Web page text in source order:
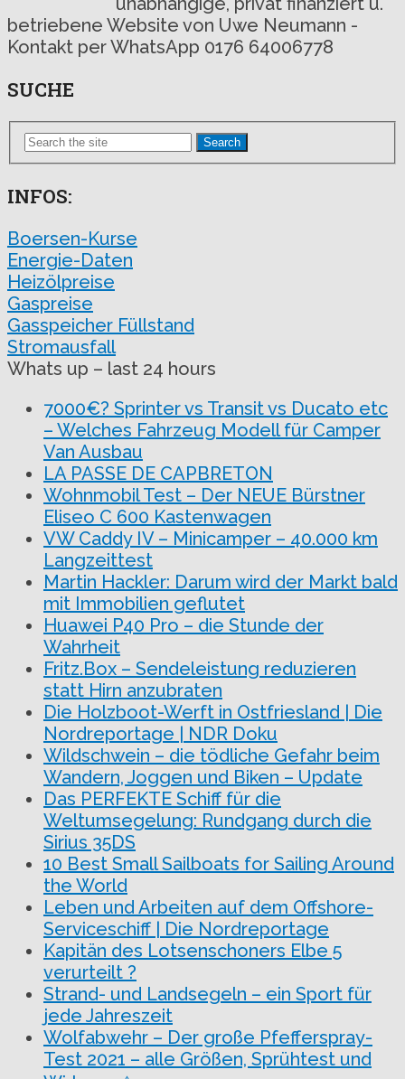
betriebene Website von Uwe Neumann -
Kontakt per WhatsApp 0176 64006778
SUCHE
Search
INFOS:
Boersen-Kurse
Energie-Daten
Heizölpreise
Gaspreise
Gasspeicher Füllstand
Stromausfall
Whats up – last 24 hours
7000€? Sprinter vs Transit vs Ducato etc
– Welches Fahrzeug Modell für Camper
Van Ausbau
LA PASSE DE CAPBRETON
Wohnmobil Test – Der NEUE Bürstner
Eliseo C 600 Kastenwagen
VW Caddy IV – Minicamper – 40.000 km
Langzeittest
Martin Hackler: Darum wird der Markt bald
mit Immobilien geflutet
Huawei P40 Pro – die Stunde der
Wahrheit
Fritz.Box – Sendeleistung reduzieren
statt Hirn anzubraten
Die Holzboot-Werft in Ostfriesland | Die
Nordreportage | NDR Doku
Wildschwein – die tödliche Gefahr beim
Wandern, Joggen und Biken – Update
Das PERFEKTE Schiff für die
Weltumsegelung: Rundgang durch die
Sirius 35DS
10 Best Small Sailboats for Sailing Around
the World
Leben und Arbeiten auf dem Offshore-
Serviceschiff | Die Nordreportage
Kapitän des Lotsenschoners Elbe 5
verurteilt ?
Strand- und Landsegeln – ein Sport für
jede Jahreszeit
Wolfabwehr – Der große Pfefferspray-
Test 2021 – alle Größen, Sprühtest und